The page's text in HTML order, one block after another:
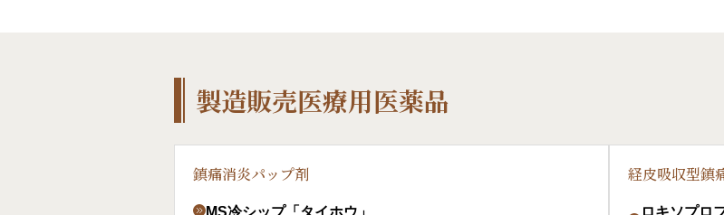
製造販売医療用医薬品
鎮痛消炎パップ剤 経皮吸収型鎮